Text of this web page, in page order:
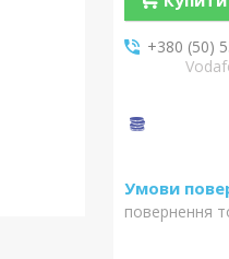
+380 (50)
повернення